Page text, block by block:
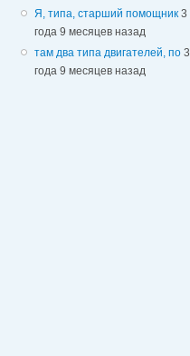
Я, типа, старший помощник 3
года 9 месяцев назад
там два типа двигателей, по 3
года 9 месяцев назад